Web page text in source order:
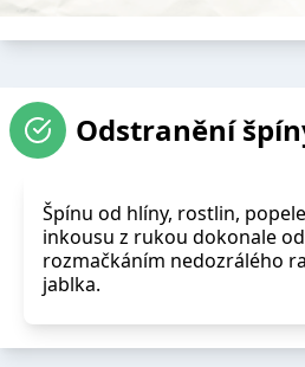
Odstranění
Špínu od hlíny, rostlin,
inkousu z rukou dokonale
rozmačkáním nedozrálého
jablka.